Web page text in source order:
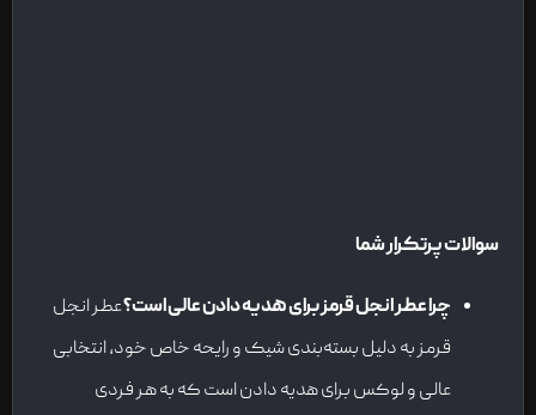
سوالات پرتکرار شما
چرا عطر انجل قرمز برای هدیه دادن عالی است؟عطر انجل
قرمز به دلیل بسته‌بندی شیک و رایحه خاص خود، انتخابی
عالی و لوکس برای هدیه دادن است که به هر فردی